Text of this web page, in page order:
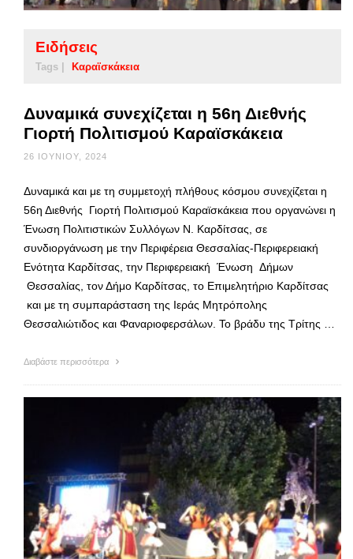
Ειδήσεις
Tags | Καραϊσκάκεια
Δυναμικά συνεχίζεται η 56η Διεθνής
Γιορτή Πολιτισμού Καραϊσκάκεια
26 ΙΟΥΝΊΟΥ, 2024
Δυναμικά και με τη συμμετοχή πλήθους κόσμου συνεχίζεται η
56η Διεθνής Γιορτή Πολιτισμού Καραϊσκάκεια που οργανώνει η
Ένωση Πολιτιστικών Συλλόγων Ν. Καρδίτσας, σε
συνδιοργάνωση με την Περιφέρεια Θεσσαλίας-Περιφερειακή
Ενότητα Καρδίτσας, την Περιφερειακή Ένωση Δήμων
Θεσσαλίας, τον Δήμο Καρδίτσας, το Επιμελητήριο Καρδίτσας
και με τη συμπαράσταση της Ιεράς Μητρόπολης
Θεσσαλιώτιδος και Φαναριοφερσάλων. Το βράδυ της Τρίτης …
Διαβάστε περισσότερα